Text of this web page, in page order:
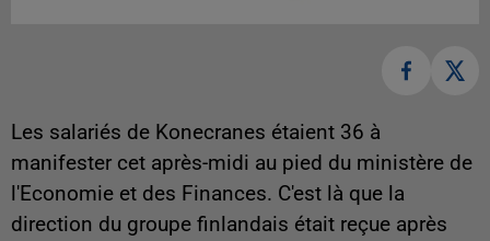
Les salariés de Konecranes étaient 36 à
manifester cet après-midi au pied du ministère de
l'Economie et des Finances. C'est là que la
direction du groupe finlandais était reçue après